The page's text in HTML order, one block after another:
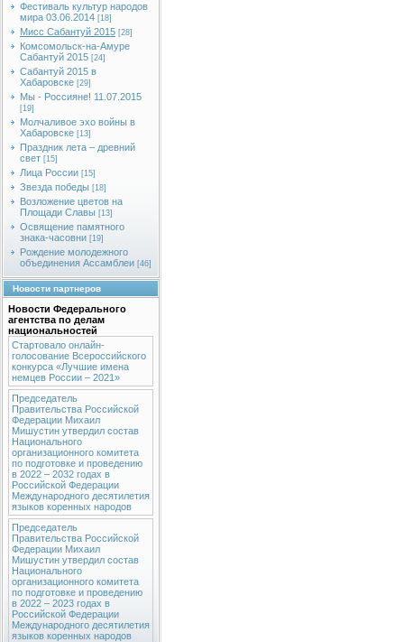
Фестиваль культур народов
мира 03.06.2014 [18]
Мисс Сабантуй 2015 [28]
Комсомольск-на-Амуре
Сабантуй 2015 [24]
Сабантуй 2015 в
Хабаровске [29]
Мы - Россияне! 11.07.2015
[19]
Молчаливое эхо войны в
Хабаровске [13]
Праздник лета – древний
свет [15]
Лица России [15]
Звезда победы [18]
Возложение цветов на
Площади Славы [13]
Освящение памятного
знака-часовни [19]
Рождение молодежного
объединения Ассамблеи [46]
Новости партнеров
Новости Федерального
агентства по делам
национальностей
Стартовало онлайн-
голосование Всероссийского
конкурса «Лучшие имена
немцев России – 2021»
Председатель
Правительства Российской
Федерации Михаил
Мишустин утвердил состав
Национального
организационного комитета
по подготовке и проведению
в 2022 – 2032 годах в
Российской Федерации
Международного десятилетия
языков коренных народов
Председатель
Правительства Российской
Федерации Михаил
Мишустин утвердил состав
Национального
организационного комитета
по подготовке и проведению
в 2022 – 2023 годах в
Российской Федерации
Международного десятилетия
языков коренных народов